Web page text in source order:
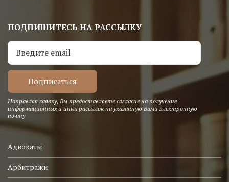
ПОДПИШИТЕСЬ НА РАССЫЛКУ
Направляя заявку, Вы предоставляете согласие на получение
информационных и иных рассылок на указанную Вами электронную
почту
Адвокаты
Арбитражи